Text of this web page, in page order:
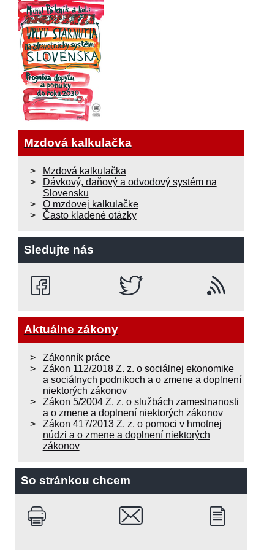
Mzdová kalkulačka
Mzdová kalkulačka
Dávkový, daňový a odvodový systém na
Slovensku
O mzdovej kalkulačke
Často kladené otázky
Sledujte nás
Aktuálne zákony
Zákonník práce
Zákon 112/2018 Z. z. o sociálnej ekonomike
a sociálnych podnikoch a o zmene a doplnení
niektorých zákonov
Zákon 5/2004 Z. z. o službách zamestnanosti
a o zmene a doplnení niektorých zákonov
Zákon 417/2013 Z. z. o pomoci v hmotnej
núdzi a o zmene a doplnení niektorých
zákonov
So stránkou chcem